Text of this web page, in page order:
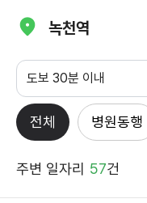
녹천역
도보 30분 이내
전체 병원동행
주변 일자리 57건